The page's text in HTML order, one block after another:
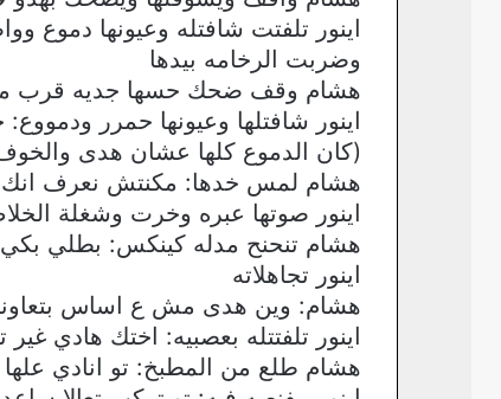
اينور تلفتت شافتله وعيونها
وضربت الرخامه بيدها
هشام وقف ضحك حسها جديه قرب
اينور شافتلها وعيونها حمرر ودمووع:
(كان الدموع كلها عشان هدى
هشام لمس خدها: مكنتش نعرف
اينور صوتها عبره وخرت وشغلة
هشام تنحنح مدله كينكس: بطلي بكي
اينور تجاهلاته
هشام: وين هدى مش ع اساس
اينور تلفتتله بعصبيه: اختك هادي
هشام طلع من المطبخ: تو انادي